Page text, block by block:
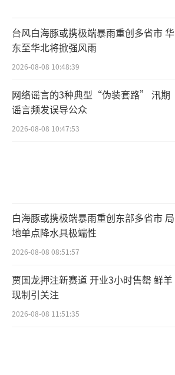
台风白海豚或携极端暴雨重创多省市 华
东至华北将掀强风雨
2026-08-08 10:48:39
网络谣言的3种典型“伪装套路” 汛期
谣言频发误导公众
2026-08-08 10:47:53
白海豚或携极端暴雨重创东部多省市 局
地单点降水具极端性
2026-08-08 08:51:57
贾国龙押注新赛道 开业3小时售罄 鲜羊
现制引关注
2026-08-08 11:51:35